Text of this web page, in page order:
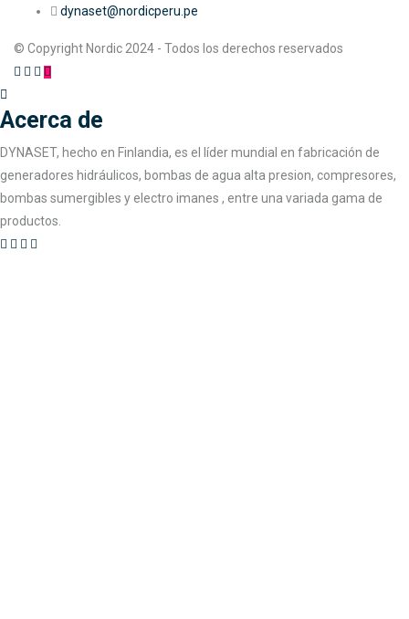
dynaset@nordicperu.pe
© Copyright Nordic 2024 - Todos los derechos reservados
Acerca de
DYNASET, hecho en Finlandia, es el líder mundial en fabricación de
generadores hidráulicos, bombas de agua alta presion, compresores,
bombas sumergibles y electro imanes , entre una variada gama de
productos.